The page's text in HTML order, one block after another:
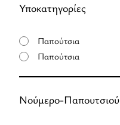
Υποκατηγορίες
Παπούτσια
Παπούτσια
Νούμερο-Παπουτσιού